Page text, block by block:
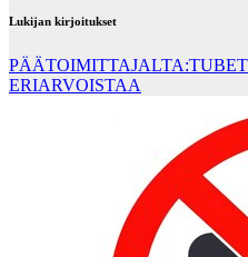
Lukijan kirjoitukset
ERIARVOISTAA